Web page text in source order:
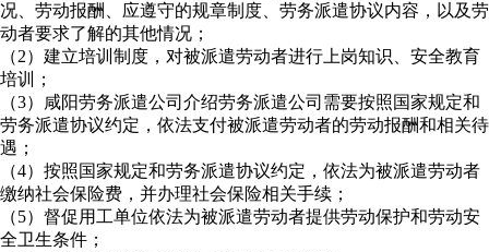
况、劳动报酬、应遵守的规章制度、劳务派遣协议内容，以及劳
动者要求了解的其他情况；
（2）建立培训制度，对被派遣劳动者进行上岗知识、安全教育
培训；
（3）咸阳劳务派遣公司介绍劳务派遣公司需要按照国家规定和
劳务派遣协议约定，依法支付被派遣劳动者的劳动报酬和相关待
遇；
（4）按照国家规定和劳务派遣协议约定，依法为被派遣劳动者
缴纳社会保险费，并办理社会保险相关手续；
（5）督促用工单位依法为被派遣劳动者提供劳动保护和劳动安
全卫生条件；